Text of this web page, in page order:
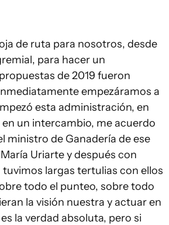
de ruta para nosotros, desde
para hacer un
de 2019 fueron
empezáramos a
esta administración, en
un intercambio, me acuerdo
ministro de Ganadería de ese
Uriarte y después con
largas tertulias con ellos
todo el punteo, sobre todo
la visión nuestra y actuar en
la verdad absoluta, pero si